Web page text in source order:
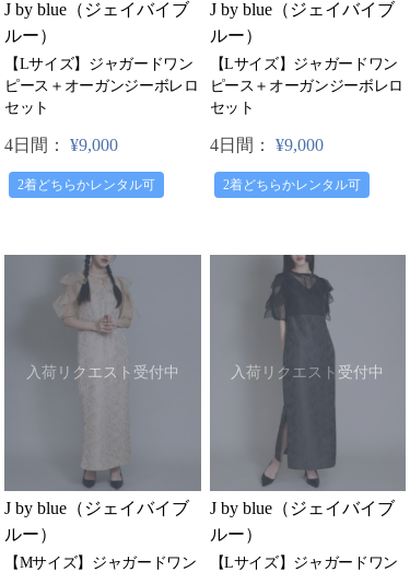
J by blue（ジェイバイブ
ルー）
【Lサイズ】ジャガードワン
ピース＋オーガンジーボレロ
セット
4日間： ¥9,000
2着どちらかレンタル可
J by blue（ジェイバイブ
ルー）
【Lサイズ】ジャガードワン
ピース＋オーガンジーボレロ
セット
4日間： ¥9,000
2着どちらかレンタル可
入荷リクエスト受付中
J by blue（ジェイバイブ
ルー）
【Mサイズ】ジャガードワン
入荷リクエスト受付中
J by blue（ジェイバイブ
ルー）
【Lサイズ】ジャガードワン